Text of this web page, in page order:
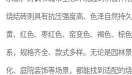
烧结砖则具有抗压强度高、色泽自然持
黄、红色、枣红色、窑变色、褐色、棕
系，规格齐全、款式多样。无论是园林
化、庭院装饰等场景，都能找到适配的烧